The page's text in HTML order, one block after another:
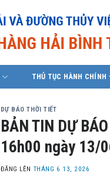
THỦ TỤC HÀNH CHÍNH
DỰ BÁO THỜI TIẾT
BẢN TIN DỰ
16h00 ngày 13/
ĐĂNG LÊN THÁNG 6 13, 2026